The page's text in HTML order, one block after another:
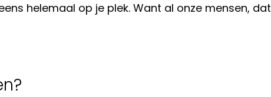
helemaal op je plek. Want al onze mensen, dat